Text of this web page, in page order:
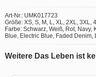
Art-Nr.: UMK017723
Größe: XS, S, M, L, XL, 2XL, 3XL,
Farbe: Schwarz, Weiß, Rot, Navy,
Blue, Electric Blue, Faded Denim,
Weitere Das Leben ist